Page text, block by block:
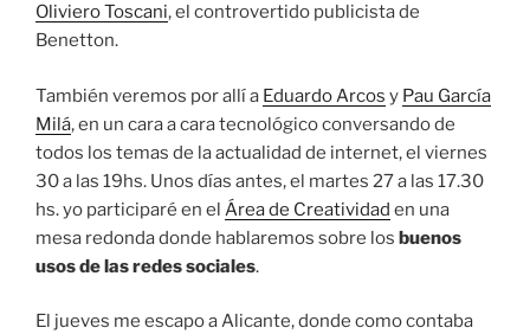
Oliviero Toscani, el controvertido publicista de
Benetton.
También veremos por allí a Eduardo Arcos y Pau García
Milá, en un cara a cara tecnológico conversando de
todos los temas de la actualidad de internet, el viernes
30 a las 19hs. Unos días antes, el martes 27 a las 17.30
hs. yo participaré en el Área de Creatividad en una
mesa redonda donde hablaremos sobre los buenos
usos de las redes sociales.
El jueves me escapo a Alicante, donde como contaba